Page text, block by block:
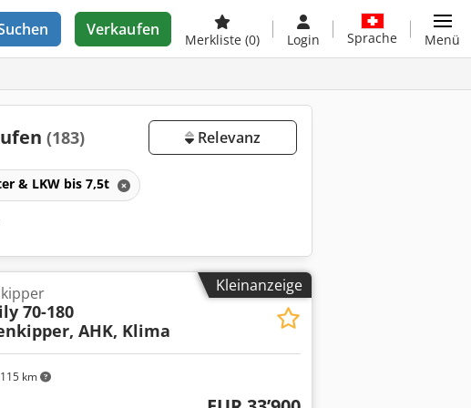
Verkaufen
Merkliste (0) Login Sprache Menü
(183) Relevanz
& LKW bis 7,5t
Kleinanzeige
km
70-180
AHK, Klima